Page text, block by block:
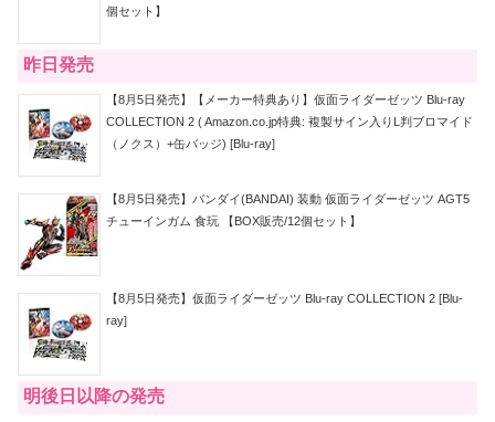
個セット】
昨日発売
【8月5日発売】【メーカー特典あり】仮面ライダーゼッツ Blu-ray
COLLECTION 2 ( Amazon.co.jp特典: 複製サイン入りL判ブロマイド
（ノクス）+缶バッジ) [Blu-ray]
【8月5日発売】バンダイ(BANDAI) 装動 仮面ライダーゼッツ AGT5
チューインガム 食玩 【BOX販売/12個セット】
【8月5日発売】仮面ライダーゼッツ Blu-ray COLLECTION 2 [Blu-
ray]
明後日以降の発売